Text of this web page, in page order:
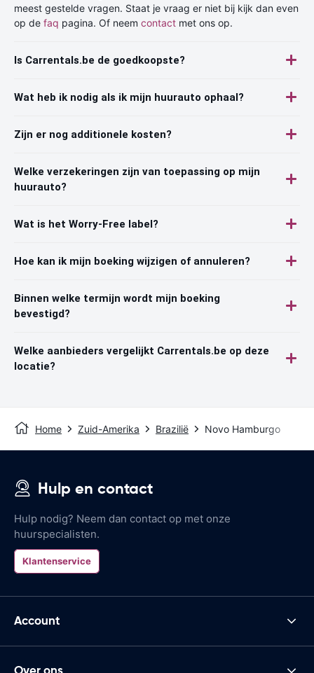
meest gestelde vragen. Staat je vraag er niet bij kijk dan even
op de faq pagina. Of neem contact met ons op.
Is Carrentals.be de goedkoopste?
Wat heb ik nodig als ik mijn huurauto ophaal?
Zijn er nog additionele kosten?
Welke verzekeringen zijn van toepassing op mijn
huurauto?
Wat is het Worry-Free label?
Hoe kan ik mijn boeking wijzigen of annuleren?
Binnen welke termijn wordt mijn boeking
bevestigd?
Welke aanbieders vergelijkt Carrentals.be op deze
locatie?
Home Zuid-Amerika Brazilië Novo Hamburgo
Hulp en contact
Hulp nodig? Neem dan contact op met onze
huurspecialisten.
Klantenservice
Account